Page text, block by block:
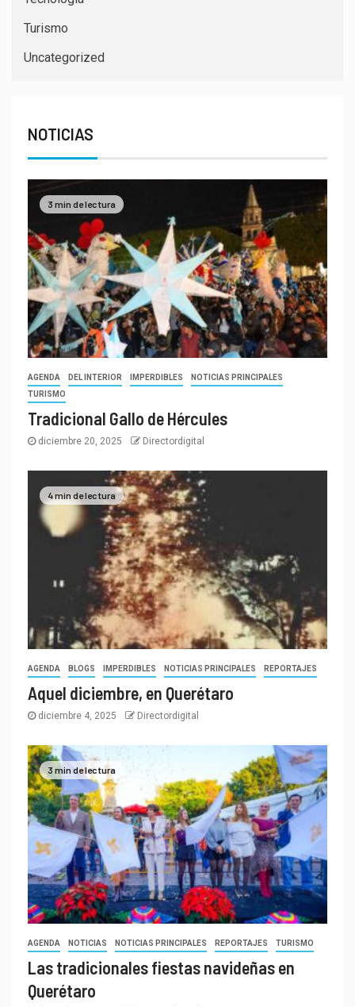
Turismo
Uncategorized
NOTICIAS
3 min de lectura
AGENDA DEL INTERIOR IMPERDIBLES
NOTICIAS PRINCIPALES
TURISMO
Tradicional Gallo de Hércules
diciembre 20, 2025 Directordigital
4 min de lectura
AGENDA BLOGS IMPERDIBLES NOTICIAS PRINCIPALES REPORTAJES
Aquel diciembre, en Querétaro
diciembre 4, 2025 Directordigital
3 min de lectura
AGENDA NOTICIAS NOTICIAS PRINCIPALES REPORTAJES TURISMO
Las tradicionales fiestas navideñas en
Querétaro